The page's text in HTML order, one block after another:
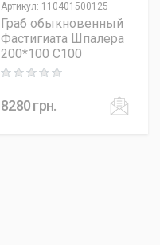
Артикул: 110401500125
Граб обыкновенный
Фастигиата Шпалера
200*100 C100
Rating: 0 out of 5
8280грн.